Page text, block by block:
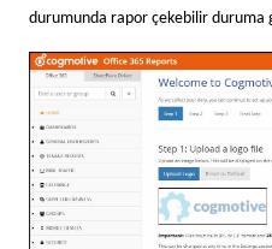
durumunda rapor çekebilir duruma